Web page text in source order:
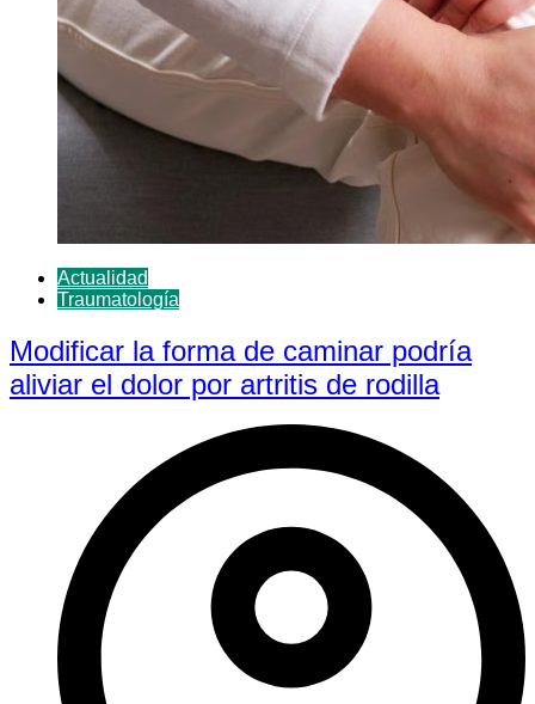
Actualidad
Traumatología
Modificar la forma de caminar podría
aliviar el dolor por artritis de rodilla